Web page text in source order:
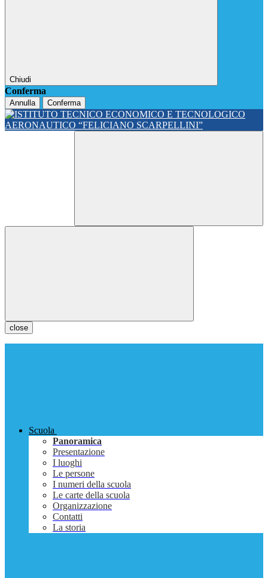
Chiudi
Conferma
Annulla Conferma
close
Scuola
Panoramica
Presentazione
I luoghi
Le persone
I numeri della scuola
Le carte della scuola
Organizzazione
Contatti
La storia